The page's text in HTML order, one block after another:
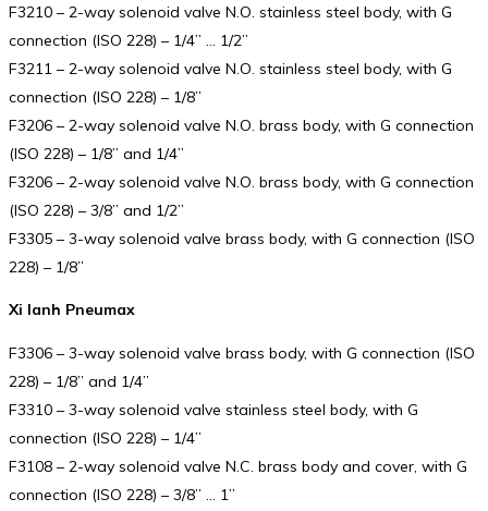
F3210 – 2-way solenoid valve N.O. stainless steel body, with G
connection (ISO 228) – 1/4” … 1/2”
F3211 – 2-way solenoid valve N.O. stainless steel body, with G
connection (ISO 228) – 1/8”
F3206 – 2-way solenoid valve N.O. brass body, with G connection
(ISO 228) – 1/8” and 1/4”
F3206 – 2-way solenoid valve N.O. brass body, with G connection
(ISO 228) – 3/8” and 1/2”
F3305 – 3-way solenoid valve brass body, with G connection (ISO
228) – 1/8”
Xi lanh Pneumax
F3306 – 3-way solenoid valve brass body, with G connection (ISO
228) – 1/8” and 1/4”
F3310 – 3-way solenoid valve stainless steel body, with G
connection (ISO 228) – 1/4”
F3108 – 2-way solenoid valve N.C. brass body and cover, with G
connection (ISO 228) – 3/8” … 1”